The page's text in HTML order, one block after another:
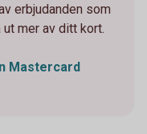
erbjudanden som
mer av ditt kort.
Mastercard